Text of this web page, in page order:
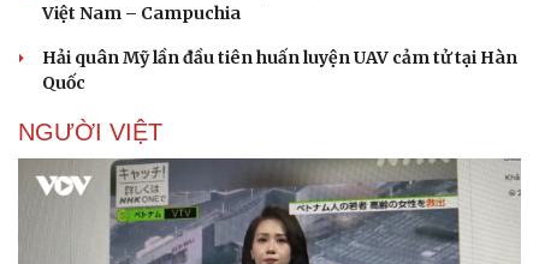
Sức khỏe
Dinh dưỡng - món ngon
Đời sống
Nhà đẹp
Blog
Việt Nam – Campuchia
Hải quân Mỹ lần đầu tiên huấn luyện UAV cảm tử tại Hàn
Quốc
NGƯỜI VIỆT